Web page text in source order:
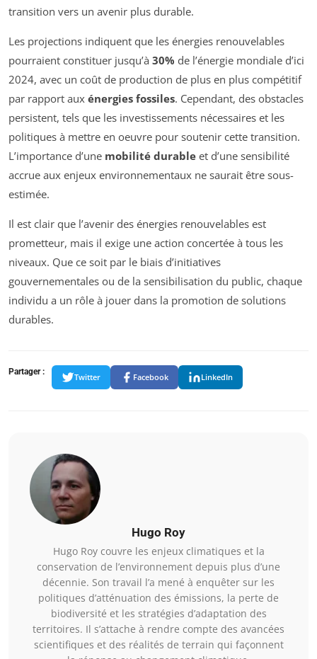
transition vers un avenir plus durable.
Les projections indiquent que les énergies renouvelables
pourraient constituer jusqu’à 30% de l’énergie mondiale d’ici
2024, avec un coût de production de plus en plus compétitif
par rapport aux énergies fossiles. Cependant, des obstacles
persistent, tels que les investissements nécessaires et les
politiques à mettre en oeuvre pour soutenir cette transition.
L’importance d’une mobilité durable et d’une sensibilité
accrue aux enjeux environnementaux ne saurait être sous-
estimée.
Il est clair que l’avenir des énergies renouvelables est
prometteur, mais il exige une action concertée à tous les
niveaux. Que ce soit par le biais d’initiatives
gouvernementales ou de la sensibilisation du public, chaque
individu a un rôle à jouer dans la promotion de solutions
durables.
Partager :
Twitter Facebook LinkedIn
Hugo Roy
Hugo Roy couvre les enjeux climatiques et la
conservation de l’environnement depuis plus d’une
décennie. Son travail l’a mené à enquêter sur les
politiques d’atténuation des émissions, la perte de
biodiversité et les stratégies d’adaptation des
territoires. Il s’attache à rendre compte des avancées
scientifiques et des réalités de terrain qui façonnent